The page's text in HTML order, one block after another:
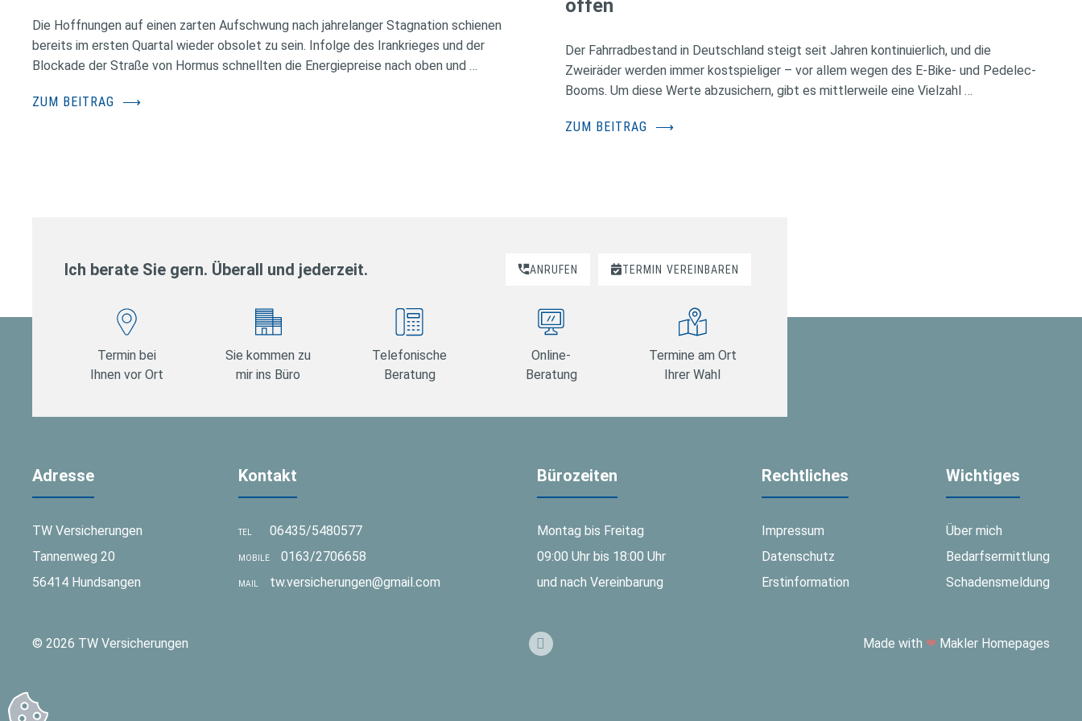
Die Hoffnungen auf einen zarten Aufschwung nach jahrelanger Stagnation schienen
bereits im ersten Quartal wieder obsolet zu sein. Infolge des Irankrieges und der
Blockade der Straße von Hormus schnellten die Energiepreise nach oben und …
ZUM BEITRAG ⟶
offen
Der Fahrradbestand in Deutschland steigt seit Jahren kontinuierlich, und die
Zweiräder werden immer kostspieliger – vor allem wegen des E-Bike- und Pedelec-
Booms. Um diese Werte abzusichern, gibt es mittlerweile eine Vielzahl …
ZUM BEITRAG ⟶
Ich berate Sie gern. Überall und jederzeit. ANRUFEN TERMIN VEREINBAREN
Termin bei
Ihnen vor Ort
Sie kommen zu
mir ins Büro
Telefonische
Beratung
Online-
Beratung
Termine am Ort
Ihrer Wahl
Adresse
TW Versicherungen
Tannenweg 20
56414 Hundsangen
Kontakt
TEL 06435/5480577
MOBILE 0163/2706658
MAIL tw.versicherungen@gmail.com
Bürozeiten
Montag bis Freitag
09:00 Uhr bis 18:00 Uhr
und nach Vereinbarung
Rechtliches
Impressum
Datenschutz
Erstinformation
Wichtiges
Über mich
Bedarfsermittlung
Schadensmeldung
© 2026 TW Versicherungen Made with ❤Makler Homepages